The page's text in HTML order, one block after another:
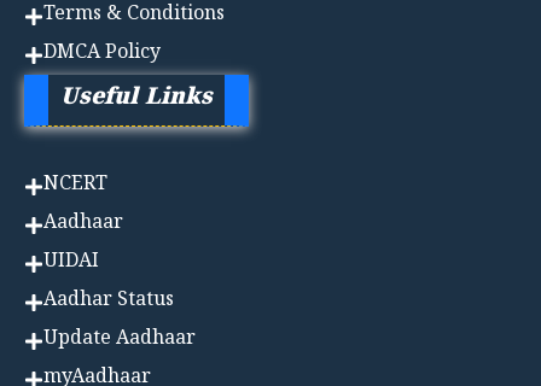
Terms & Conditions
DMCA Policy
Useful Links
NCERT
Aadhaar
UIDAI
Aadhar Status
Update Aadhaar
myAadhaar